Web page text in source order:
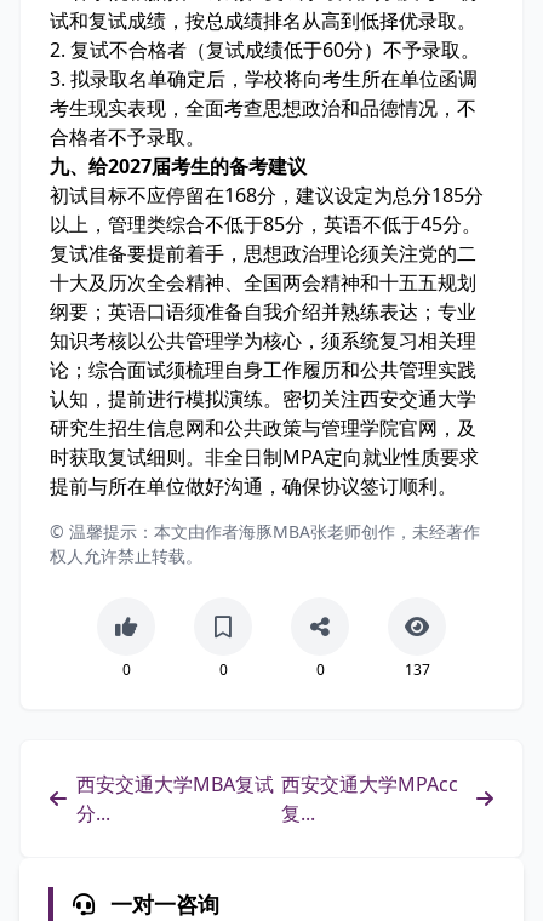
试和复试成绩，按总成绩排名从高到低择优录取。
2. 复试不合格者（复试成绩低于60分）不予录取。
3. 拟录取名单确定后，学校将向考生所在单位函调
考生现实表现，全面考查思想政治和品德情况，不
合格者不予录取。
九、给2027届考生的备考建议
初试目标不应停留在168分，建议设定为总分185分
以上，管理类综合不低于85分，英语不低于45分。
复试准备要提前着手，思想政治理论须关注党的二
十大及历次全会精神、全国两会精神和十五五规划
纲要；英语口语须准备自我介绍并熟练表达；专业
知识考核以公共管理学为核心，须系统复习相关理
论；综合面试须梳理自身工作履历和公共管理实践
认知，提前进行模拟演练。密切关注西安交通大学
研究生招生信息网和公共政策与管理学院官网，及
时获取复试细则。非全日制MPA定向就业性质要求
提前与所在单位做好沟通，确保协议签订顺利。
© 温馨提示：本文由作者海豚MBA张老师创作，未经著作
权人允许禁止转载。
0 0 0 137
西安交通大学MBA复试
分...
西安交通大学MPAcc
复...
一对一咨询